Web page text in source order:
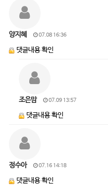
양지혜 07.08 16:36
댓글내용 확인
조은맘 07.09 13:57
댓글내용 확인
정수아 07.16 14:18
댓글내용 확인